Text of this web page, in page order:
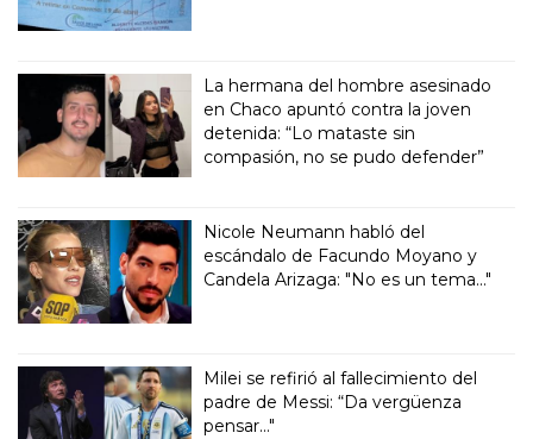
La hermana del hombre asesinado
en Chaco apuntó contra la joven
detenida: “Lo mataste sin
compasión, no se pudo defender”
Nicole Neumann habló del
escándalo de Facundo Moyano y
Candela Arizaga: "No es un tema..."
Milei se refirió al fallecimiento del
padre de Messi: “Da vergüenza
pensar..."